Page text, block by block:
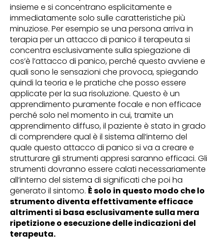
insieme e si concentrano esplicitamente e
immediatamente solo sulle caratteristiche più
minuziose. Per esempio se una persona arriva in
terapia per un attacco di panico il terapeuta si
concentra esclusivamente sulla spiegazione di
cos’è l’attacco di panico, perché questo avviene e
quali sono le sensazioni che provoca, spiegando
quindi la teoria e le pratiche che posso essere
applicate per la sua risoluzione. Questo è un
apprendimento puramente focale e non efficace
perché solo nel momento in cui, tramite un
apprendimento diffuso, il paziente è stato in grado
di comprendere qual è il sistema all’interno del
quale questo attacco di panico si va a creare e
strutturare gli strumenti appresi saranno efficaci. Gli
strumenti dovranno essere calati necessariamente
all’interno del sistema di significati che poi ha
generato il sintomo. È solo in questo modo che lo
strumento diventa effettivamente efficace
altrimenti si basa esclusivamente sulla mera
ripetizione o esecuzione delle indicazioni del
terapeuta.